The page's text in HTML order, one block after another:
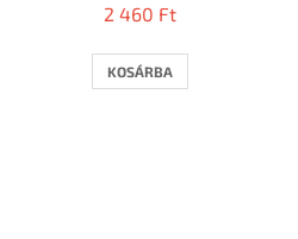
2 460 Ft
KOSÁRBA